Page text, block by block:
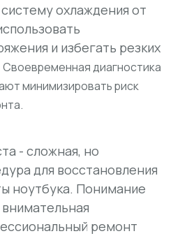
охлаждения от
и избегать резких
Своевременная диагностика
минимизировать риск
- сложная, но
для восстановления
ноутбука. Понимание
ремонт